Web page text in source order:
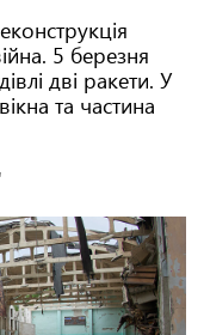
5 березня
дві ракети. У
та частина